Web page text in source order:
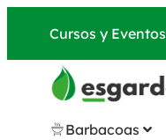
Cursos y Eventos
Barbacoas